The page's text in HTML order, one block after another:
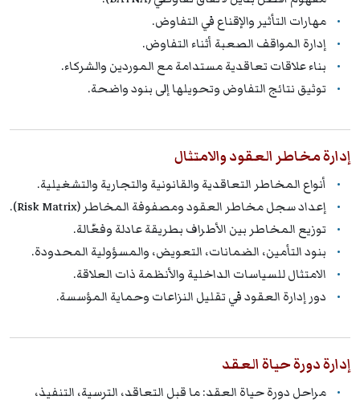
مهارات التأثير والإقناع في التفاوض.
إدارة المواقف الصعبة أثناء التفاوض.
بناء علاقات تعاقدية مستدامة مع الموردين والشركاء.
توثيق نتائج التفاوض وتحويلها إلى بنود واضحة.
إدارة مخاطر العقود والامتثال
أنواع المخاطر التعاقدية والقانونية والتجارية والتشغيلية.
إعداد سجل مخاطر العقود ومصفوفة المخاطر (Risk Matrix).
توزيع المخاطر بين الأطراف بطريقة عادلة وفعّالة.
بنود التأمين، الضمانات، التعويض، والمسؤولية المحدودة.
الامتثال للسياسات الداخلية والأنظمة ذات العلاقة.
دور إدارة العقود في تقليل النزاعات وحماية المؤسسة.
إدارة دورة حياة العقد
مراحل دورة حياة العقد: ما قبل التعاقد، الترسية، التنفيذ،